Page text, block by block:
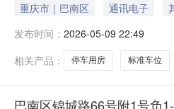
重庆市｜巴南区 通讯电子
发布时间： 2026-05-09 22:49
相关产品：
停车用房 标准车位
巴南区锦城路66号附1号负